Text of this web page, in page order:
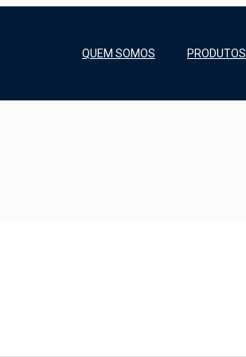
QUEM SOMOS PRODUTOS